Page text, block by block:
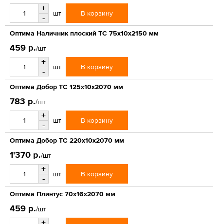
+
-
шт В корзину
Оптима Наличник плоский ТС 75х10х2150 мм
459 р./шт
+
-
шт В корзину
Оптима Добор ТС 125х10х2070 мм
783 р./шт
+
-
шт В корзину
Оптима Добор ТС 220х10х2070 мм
1'370 р./шт
+
-
шт В корзину
Оптима Плинтус 70х16х2070 мм
459 р./шт